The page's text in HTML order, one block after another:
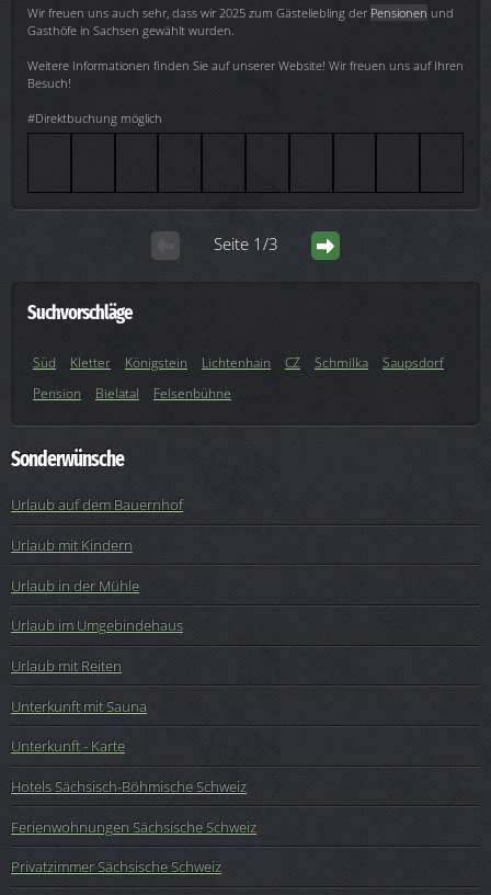
Wir freuen uns auch sehr, dass wir 2025 zum Gästeliebling der Pensionen und
Gasthöfe in Sachsen gewählt wurden.
Weitere Informationen finden Sie auf unserer Website! Wir freuen uns auf Ihren
Besuch!
#Direktbuchung möglich
Seite 1/3
Suchvorschläge
Süd Kletter Königstein Lichtenhain CZ Schmilka
Saupsdorf
Pension
Bielatal Felsenbühne
Sonderwünsche
Urlaub auf dem Bauernhof
Urlaub mit Kindern
Urlaub in der Mühle
Urlaub im Umgebindehaus
Urlaub mit Reiten
Unterkunft mit Sauna
Unterkunft - Karte
Hotels Sächsisch-Böhmische Schweiz
Ferienwohnungen Sächsische Schweiz
Privatzimmer Sächsische Schweiz